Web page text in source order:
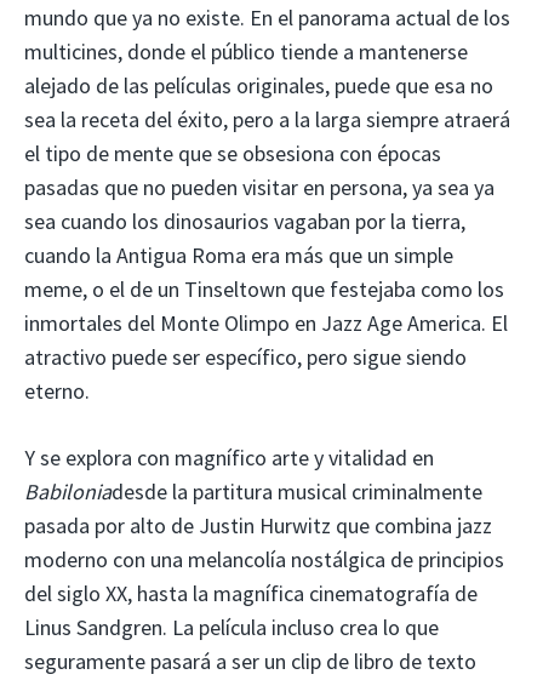
mundo que ya no existe. En el panorama actual de los
multicines, donde el público tiende a mantenerse
alejado de las películas originales, puede que esa no
sea la receta del éxito, pero a la larga siempre atraerá
el tipo de mente que se obsesiona con épocas
pasadas que no pueden visitar en persona, ya sea ya
sea cuando los dinosaurios vagaban por la tierra,
cuando la Antigua Roma era más que un simple
meme, o el de un Tinseltown que festejaba como los
inmortales del Monte Olimpo en Jazz Age America. El
atractivo puede ser específico, pero sigue siendo
eterno.
Y se explora con magnífico arte y vitalidad en
Babiloniadesde la partitura musical criminalmente
pasada por alto de Justin Hurwitz que combina jazz
moderno con una melancolía nostálgica de principios
del siglo XX, hasta la magnífica cinematografía de
Linus Sandgren. La película incluso crea lo que
seguramente pasará a ser un clip de libro de texto